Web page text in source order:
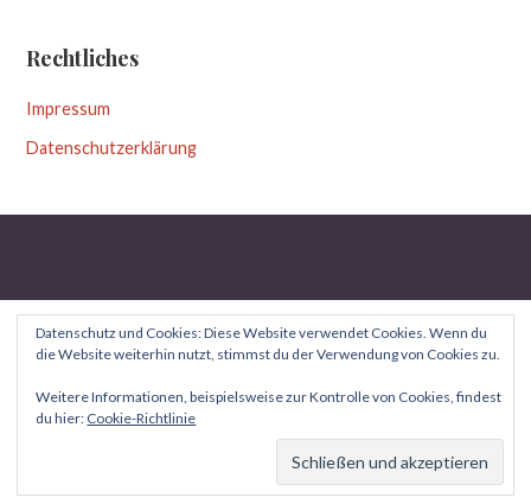
Rechtliches
Impressum
Datenschutzerklärung
Datenschutz und Cookies: Diese Website verwendet Cookies. Wenn du
die Website weiterhin nutzt, stimmst du der Verwendung von Cookies zu.
Weitere Informationen, beispielsweise zur Kontrolle von Cookies, findest
du hier: Cookie-Richtlinie
Theme von